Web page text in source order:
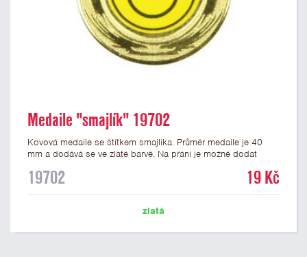
Medaile "smajlík" 19702
Kovová medaile se štítkem smajlíka. Průměr medaile je 40
mm a dodává se ve zlaté barvě. Na přání je možné dodat
nalepit štítek s potiskem nebo gravírováním vlastního textu
19702 19 Kč
zlatá